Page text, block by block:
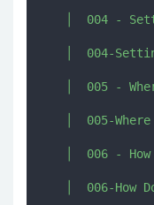
│  004 -
│  004-
│  005 -
│  005-Where
│  006 -
│  006-How